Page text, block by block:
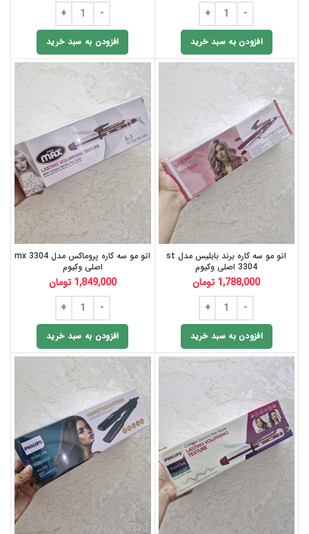
افزودن به سبد خرید افزودن به سبد خرید
اتو مو سه کاره برند بابلیس مدل st
3304 اصلی وکیوم
1,788,000 تومان
افزودن به سبد خرید
اتو مو سه کاره پروماکس مدل mx 3304
اصلی وکیوم
1,849,000 تومان
افزودن به سبد خرید